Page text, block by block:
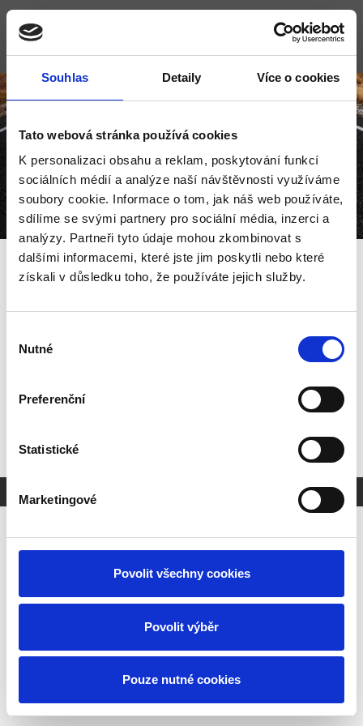
Souhlas Detaily Více o cookies
Tato webová stránka používá cookies
K personalizaci obsahu a reklam, poskytování funkcí
sociálních médií a analýze naší návštěvnosti využíváme
soubory cookie. Informace o tom, jak náš web používáte,
sdílíme se svými partnery pro sociální média, inzerci a
analýzy. Partneři tyto údaje mohou zkombinovat s
dalšími informacemi, které jste jim poskytli nebo které
získali v důsledku toho, že používáte jejich služby.
souhlasu
Nutné
Preferenční
Statistické
Marketingové
Povolit všechny cookies
Povolit výběr
Pouze nutné cookies
Certifikační standardy
Klikněte zde pro